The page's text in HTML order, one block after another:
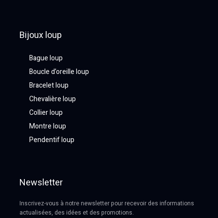
Bijoux loup
Bague loup
Boucle d’oreille loup
Bracelet loup
Chevalière loup
Collier loup
Montre loup
Pendentif loup
Newsletter
Inscrivez-vous à notre newsletter pour recevoir des informations
actualisées, des idées et des promotions.